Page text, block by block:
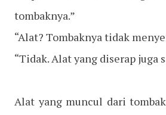
tombaknya.”
“Alat? Tombaknya tidak
“Tidak. Alat yang diserap juga
Alat yang muncul dari